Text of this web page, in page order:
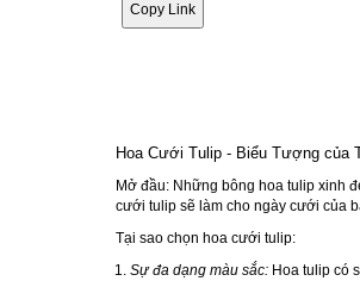
Copy Link
Hoa Cưới Tulip - Biểu Tượng
Mở đầu: Những bông hoa tulip xinh
cưới tulip sẽ làm cho ngày cưới của
Tại sao chọn hoa cưới tulip:
Sự đa dạng màu sắc: Hoa tulip có